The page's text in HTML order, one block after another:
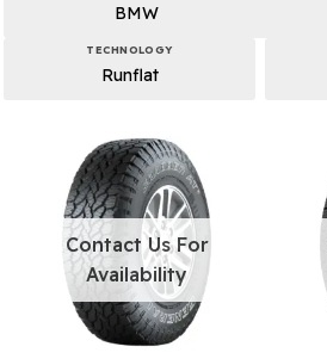
BMW
TECHNOLOGY
Runflat
Contact Us For
Availability